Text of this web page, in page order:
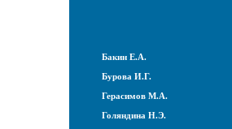
Бакин Е.А.
Бурова И.Г.
Герасимов М.А.
Голяндина Н.Э.